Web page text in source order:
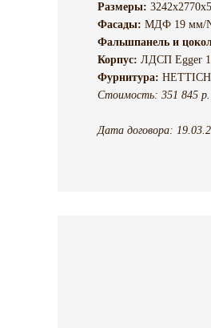
Размеры:
Фасады: МДФ 19 мм/
Фальшпанель и
Корпус: ЛДСП Egger
Фурнитура:
Стоимость: 351 845 р.
Дата договора: